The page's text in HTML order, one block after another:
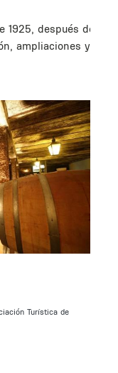
1925, después de
ampliaciones y
Turística de